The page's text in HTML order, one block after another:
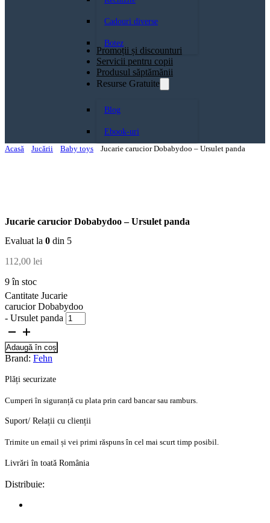
Cadouri diverse
Botez
Promoții și discounturi
Servicii pentru copii
Produsul săptămănii
Resurse Gratuite
Blog
Ebook-uri
Acasă
Jucării Baby toys Jucarie carucior Dobabydoo – Ursulet panda
Jucarie carucior Dobabydoo – Ursulet panda
Evaluat la 0 din 5
112,00 lei
9 în stoc
Cantitate Jucarie
carucior Dobabydoo
- Ursulet panda
Adaugă în coș
Brand: Fehn
Plăți securizate
Cumperi în siguranță cu plata prin card bancar sau ramburs.
Suport/ Relații cu clienții
Trimite un email și vei primi răspuns în cel mai scurt timp posibil.
Livrări în toată România
Distribuie: